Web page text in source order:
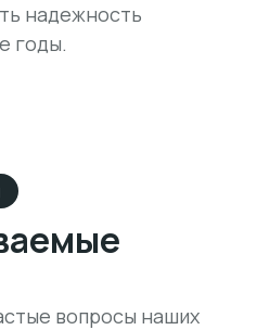
надежность
годы.
вопросы наших